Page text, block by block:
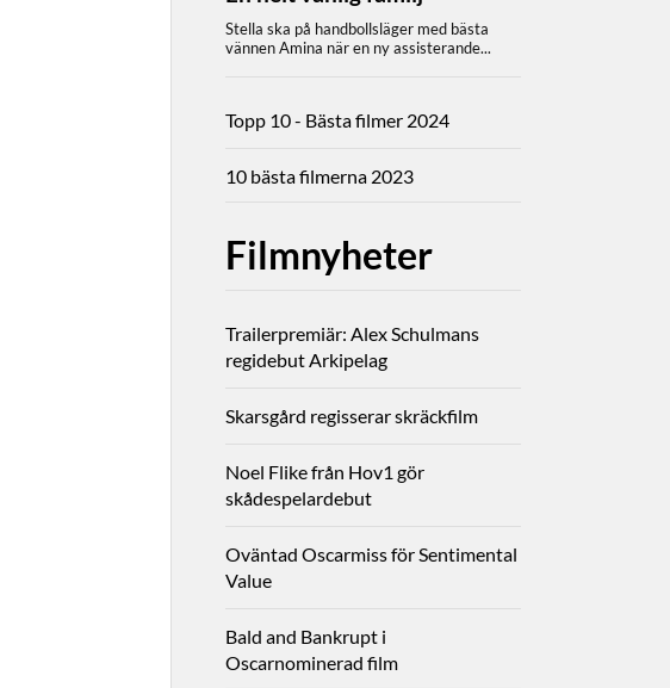
Topp 10 - Bästa filmer 2024
10 bästa filmerna 2023
Filmnyheter
Trailerpremiär: Alex Schulmans
regidebut Arkipelag
Skarsgård regisserar skräckfilm
Noel Flike från Hov1 gör
skådespelardebut
Oväntad Oscarmiss för Sentimental
Value
Bald and Bankrupt i
Oscarnominerad film